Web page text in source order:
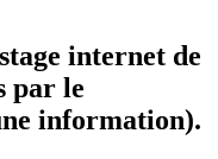
internet de
par le
information).